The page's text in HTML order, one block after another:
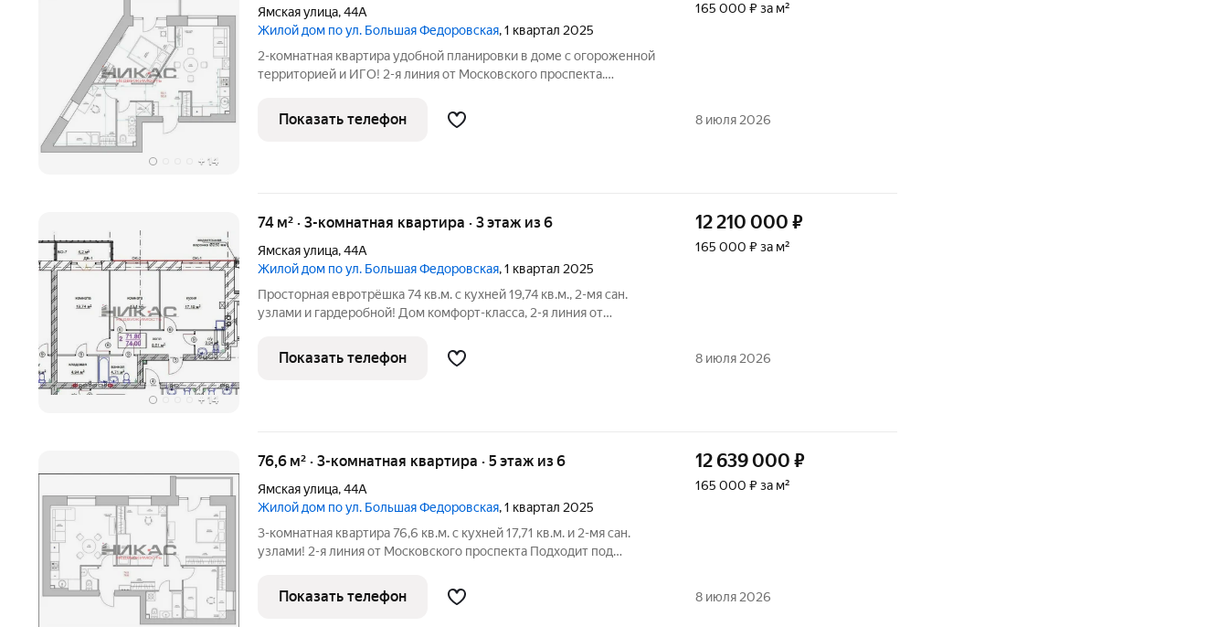
+ 14
Ямская улица,44А
Жилой дом по ул. Большая Федоровская, 1 квартал 2025
2-комнатная квартира удобной планировки в доме с огороженной
территорией и ИГО! 2-я линия от Московского проспекта.
6%: ПРЕИМУЩЕСТВА КВАРТИРЫ: в подарок ПОКУПАТЕЛЮ место
для хранения в
165 000 ₽ за м²
Показать телефон 8 июля 2026
+ 14
74 м² · 3-комнатная квартира · 3 этаж из 6
Ямская улица,44А
Жилой дом по ул. Большая Федоровская, 1 квартал 2025
Просторная евротрёшка 74 кв.м. с кухней 19,74 кв.м., 2-мя сан.
узлами и гардеробной! Дом комфорт-класса, 2-я линия от
ипотечного кредитования от 6%. дом кирпичный, 6-этажный, 2-х
подъездный,
12 210 000 ₽
165 000 ₽ за м²
Показать телефон 8 июля 2026
76,6 м² · 3-комнатная квартира · 5 этаж из 6
Ямская улица,44А
Жилой дом по ул. Большая Федоровская, 1 квартал 2025
3-комнатная квартира 76,6 кв.м. с кухней 17,71 кв.м. и 2-мя сан.
узлами! 2-я линия от Московского проспекта Подходит под
ПРЕИМУЩЕСТВА КВАРТИРЫ: в ПОДАРОК ПОКУПАТЕЛЮ место
для хранения в цокольном
12 639 000 ₽
165 000 ₽ за м²
Показать телефон 8 июля 2026